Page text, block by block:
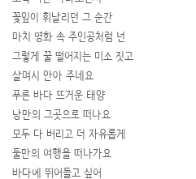
꽃잎이 휘날리던 그 순간
마치 영화 속 주인공처럼 넌
그렇게 꿀 떨어지는 미소 짓고
살며시 안아 주네요
푸른 바다 뜨거운 태양
낭만의 그곳으로 떠나요
모두 다 버리고 더 자유롭게
둘만의 여행을 떠나가요
바다에 뛰어들고 싶어